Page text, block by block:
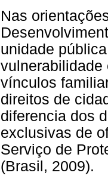
Nas
unidade
vulnerabilidade
vínculos
direitos de
diferencia dos
exclusivas de
Serviço de
(Brasil, 2009).